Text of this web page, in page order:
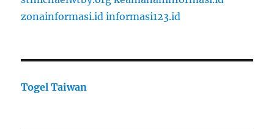
zonainformasi.id informasi123.id
Togel Taiwan